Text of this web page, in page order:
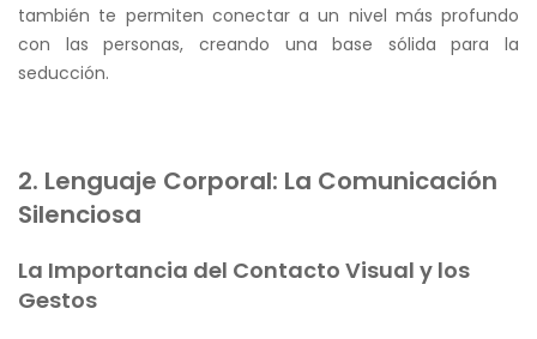
también te permiten conectar a un nivel más profundo
con las personas, creando una base sólida para la
seducción.
2. Lenguaje Corporal: La Comunicación
Silenciosa
La Importancia del Contacto Visual y los
Gestos